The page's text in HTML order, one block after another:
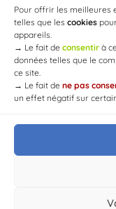
Pour offrir les meilleures
telles que les cookies
appareils.
→ Le fait de consentir à
données telles que le
ce site.
→ Le fait de ne pas
un effet négatif sur
© Mairie de